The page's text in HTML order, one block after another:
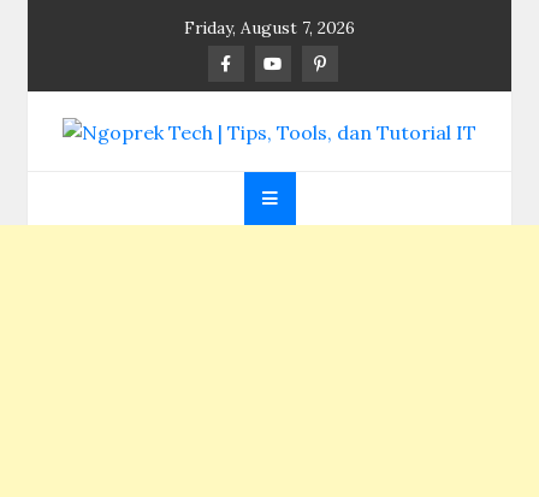
Friday, August 7, 2026
Ngoprek Tech | Tips,
Tools, dan Tutorial